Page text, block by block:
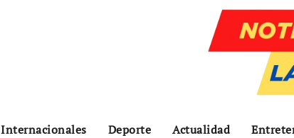
Internacionales Deporte Actualidad